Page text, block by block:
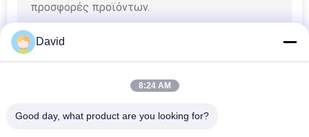
David
8:24 AM
Good day, what product are you looking for?